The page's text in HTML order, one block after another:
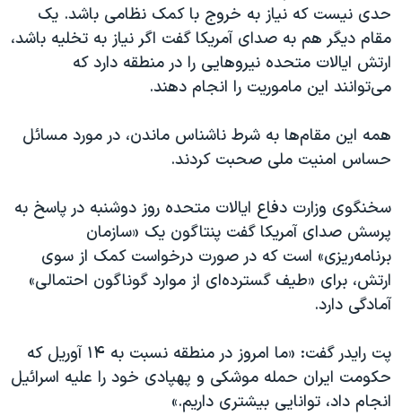
حدی نیست که نیاز به خروج با کمک نظامی باشد. یک
مقام دیگر هم به صدای آمریکا گفت اگر نیاز به تخلیه باشد،
ارتش ایالات متحده نیروهایی را در منطقه دارد که
می‌توانند این ماموریت را انجام دهند.
همه این مقام‌ها به شرط ناشناس ماندن، در مورد مسائل
حساس امنیت ملی صحبت کردند.
سخنگوی وزارت دفاع ایالات متحده روز دوشنبه در پاسخ به
پرسش صدای آمریکا گفت پنتاگون یک «سازمان
برنامه‌ریزی» است که در صورت درخواست کمک از سوی
ارتش، برای «طیف گسترده‌ای از موارد گوناگون احتمالی»
آمادگی دارد.
پت رایدر گفت: «ما امروز در منطقه نسبت به ۱۴ آوریل که
حکومت ایران حمله موشکی و پهپادی خود را علیه اسرائیل
انجام داد، توانایی بیشتری داریم.»